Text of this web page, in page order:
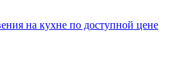
на кухне по доступной цене